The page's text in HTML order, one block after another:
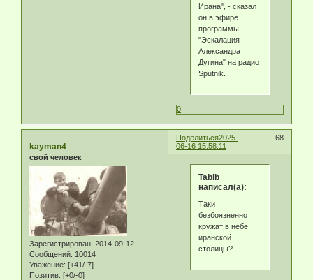
Ирана", - сказал
он в эфире
программы
"Эскалация
Александра
Дугина" на радио
Sputnik.
0
Поделиться 68
2025-
06-16 15:58:11
kayman4
свой человек
Зарегистрирован: 2014-09-12
Сообщений: 10014
Уважение: [+41/-7]
Позитив: [+0/-0]
Tabib
написал(а):
Таки
безбоязненно
кружат в небе
иранской
столицы?